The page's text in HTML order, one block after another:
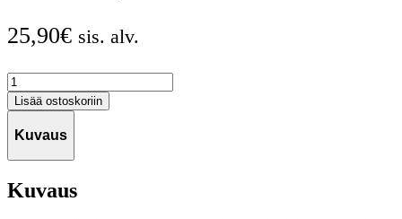
25,90€ sis. alv.
Redken
All
Soft
Conditioner
300ml
määrä
Lisää ostoskoriin
Kuvaus
Kuvaus